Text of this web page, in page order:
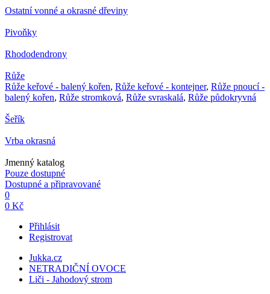
Ostatní vonné a okrasné dřeviny
Pivoňky
Rhododendrony
Růže
Růže keřové - balený kořen, Růže keřové - kontejner, Růže pnoucí -
balený kořen, Růže stromková, Růže svraskalá, Růže půdokryvná
Šeřík
Vrba okrasná
Jmenný katalog
Pouze dostupné
Dostupné a připravované
0
0 Kč
Přihlásit
Registrovat
Jukka.cz
NETRADIČNÍ OVOCE
Liči - Jahodový strom